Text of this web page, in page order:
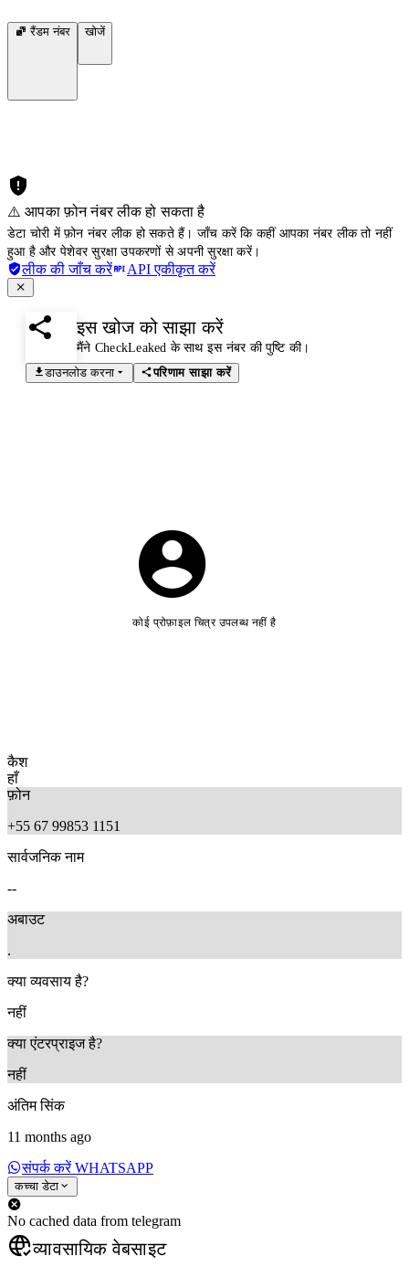
रैंडम नंबर खोजें
⚠️ आपका फ़ोन नंबर लीक हो सकता है
डेटा चोरी में फ़ोन नंबर लीक हो सकते हैं। जाँच करें कि कहीं आपका नंबर लीक तो नहीं
हुआ है और पेशेवर सुरक्षा उपकरणों से अपनी सुरक्षा करें।
लीक की जाँच करें API एकीकृत करें
इस खोज को साझा करें
मैंने CheckLeaked के साथ इस नंबर की पुष्टि की।
डाउनलोड करना
परिणाम साझा करें
कोई प्रोफ़ाइल चित्र उपलब्ध नहीं है
कैश
हाँ
फ़ोन
+55 67 99853 1151
सार्वजनिक नाम
--
अबाउट
.
क्या व्यवसाय है?
नहीं
क्या एंटरप्राइज है?
नहीं
अंतिम सिंक
11 months ago
संपर्क करें WHATSAPP
कच्चा डेटा
No cached data from telegram
व्यावसायिक वेबसाइट